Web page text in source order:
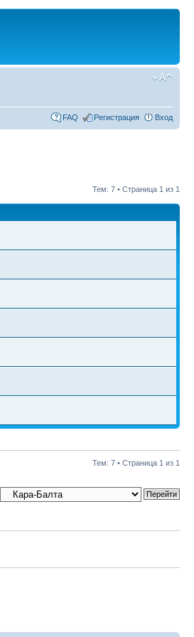
FAQ Регистрация Вход
Тем: 7 • Страница 1 из 1
Тем: 7 • Страница 1 из 1